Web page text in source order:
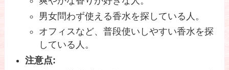
男女問わず使える香水を探している人。
オフィスなど、普段使いしやすい香水を探
している人。
注意点: